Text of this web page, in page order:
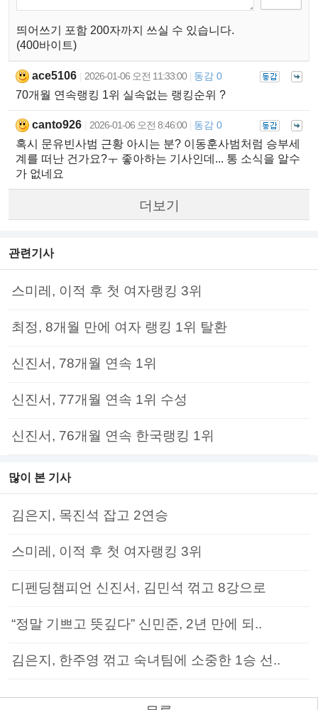
띄어쓰기 포함 200자까지 쓰실 수 있습니다.
(400바이트)
ace5106 2026-01-06 오전 11:33:00 동감 0
70개월 연속랭킹 1위 실속없는 랭킹순위 ?
canto926 2026-01-06 오전 8:46:00 동감 0
혹시 문유빈사범 근황 아시는 분? 이동훈사범처럼 승부세
계를 떠난 건가요?ㅜ 좋아하는 기사인데... 통 소식을 알수
가 없네요
더보기
관련기사
스미레, 이적 후 첫 여자랭킹 3위
최정, 8개월 만에 여자 랭킹 1위 탈환
신진서, 78개월 연속 1위
신진서, 77개월 연속 1위 수성
신진서, 76개월 연속 한국랭킹 1위
많이 본 기사
김은지, 목진석 잡고 2연승
스미레, 이적 후 첫 여자랭킹 3위
디펜딩챔피언 신진서, 김민석 꺾고 8강으로
“정말 기쁘고 뜻깊다” 신민준, 2년 만에 되..
김은지, 한주영 꺾고 숙녀팀에 소중한 1승 선..